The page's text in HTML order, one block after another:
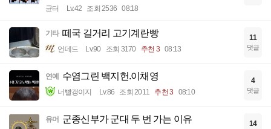
균터 Lv.42 조회 2536 08:18
기타 떼국 길거리 고기계란빵
언데드 Lv.90 조회 3170 추천 3 08:13
11
댓글
연예 수염그린 백지헌.이채영
너빨갱이지 Lv.86 조회 2011 추천 3 08:10
4
댓글
유머 군종신부가 군대 두 번 가는 이유 14